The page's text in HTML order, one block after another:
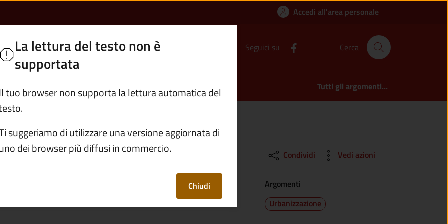
lavori per interventi edilizi liberi |
Accedi all'area personale
Seguici su Cerca
Servizi Vivere Cedegolo Tutti gli argomenti...
Comunicare l'inizio dei lavori per interventi edilizi liberi
dei lavori per Condividi Vedi azioni
La lettura del testo non è
supportata
Il tuo browser non supporta la lettura automatica del
suggeriamo di utilizzare una versione aggiornata di
uno dei browser più diffusi in commercio.
Chiudi
Argomenti
Urbanizzazione